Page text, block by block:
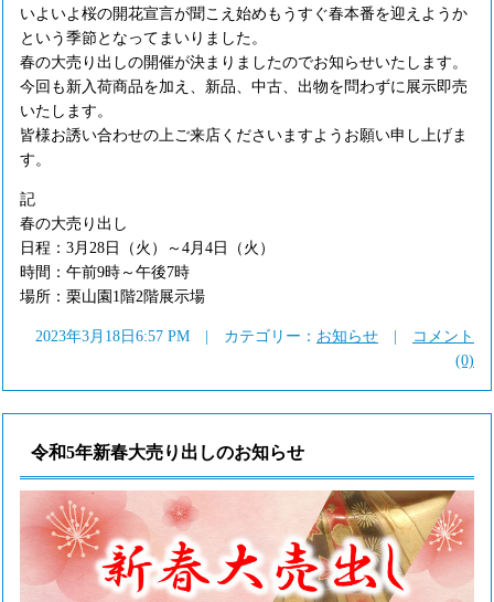
いよいよ桜の開花宣言が聞こえ始めもうすぐ春本番を迎えようか
という季節となってまいりました。
春の大売り出しの開催が決まりましたのでお知らせいたします。
今回も新入荷商品を加え、新品、中古、出物を問わずに展示即売
いたします。
皆様お誘い合わせの上ご来店くださいますようお願い申し上げま
す。
記
春の大売り出し
日程：3月28日（火）～4月4日（火）
時間：午前9時～午後7時
場所：栗山園1階2階展示場
2023年3月18日6:57 PM | カテゴリー： お知らせ
コメント
(0)
令和5年新春大売り出しのお知らせ